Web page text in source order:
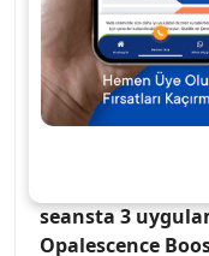
IŞIĞA
Buzdolabında
Güçlü %40
Toplam 40–60
için iki ila üç 20
seansta 3
Opalescence